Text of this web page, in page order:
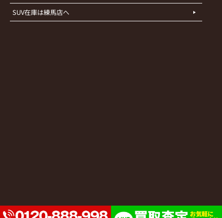
SUV在庫は練馬店へ